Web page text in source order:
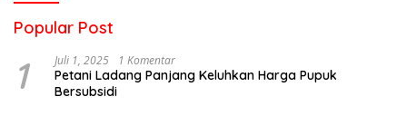
Popular Post
1 Juli 1, 2025 1 Komentar
Petani Ladang Panjang Keluhkan Harga Pupuk
Bersubsidi